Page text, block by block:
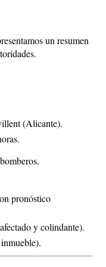
un resumen
(Alicante).
pronóstico
y colindante).